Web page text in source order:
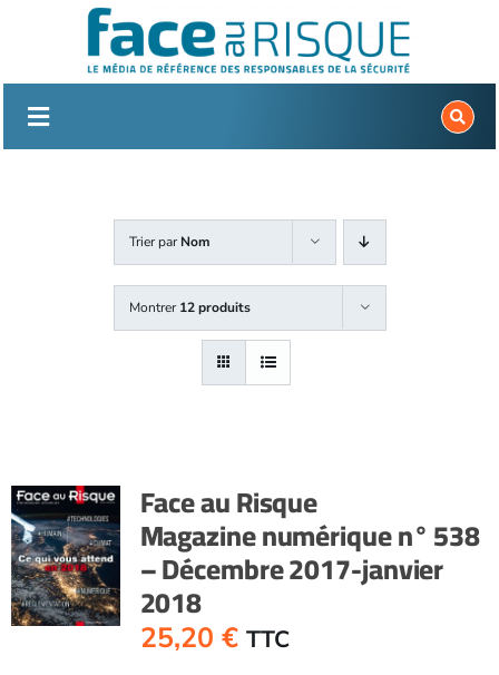
Trier parNom
Montrer12 produits
Face au Risque
Magazine numérique n° 538
– Décembre 2017-janvier
2018
25,20 € TTC